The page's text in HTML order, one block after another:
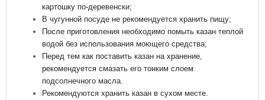
картошку по-деревенски;
В чугунной посуде не рекомендуется хранить пищу;
После приготовления необходимо помыть казан теплой
водой без использования моющего средства;
Перед тем как поставить казан на хранение,
рекомендуется смазать его тонким слоем
подсолнечного масла.
Рекомендуются хранить казан в сухом месте.